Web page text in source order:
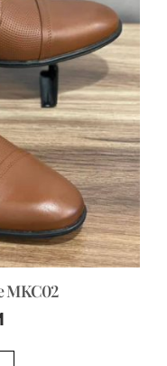
MKC02